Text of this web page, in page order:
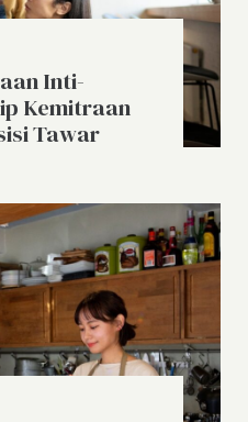
Inti-
Kemitraan
Tawar